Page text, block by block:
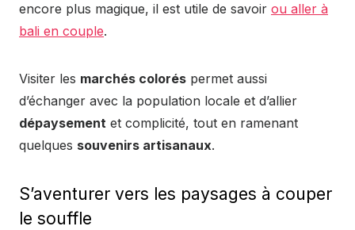
encore plus magique, il est utile de savoir ou aller à
bali en couple.
Visiter les marchés colorés permet aussi
d’échanger avec la population locale et d’allier
dépaysement et complicité, tout en ramenant
quelques souvenirs artisanaux.
S’aventurer vers les paysages à couper
le souffle